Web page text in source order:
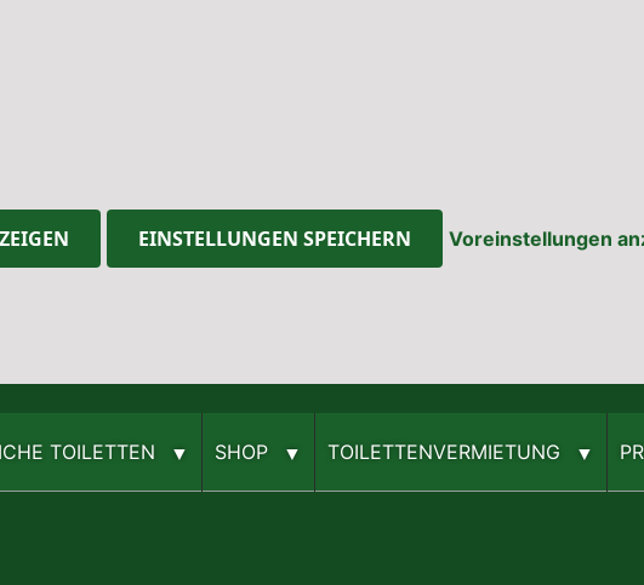
EINSTELLUNGEN SPEICHERN
Voreinstellungen
TOILETTEN SHOP TOILETTEN­­VERMIETUNG